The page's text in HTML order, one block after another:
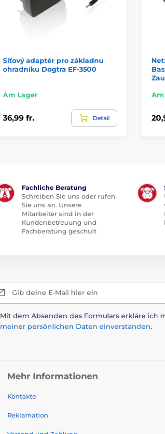
Síťový adaptér pro základnu
ohradníku Dogtra EF-3500
Am Lager
36,99 fr. Detail
Am
Fachliche Beratung
Schreiben Sie uns oder rufen
Sie uns an. Unsere
Mitarbeiter sind in der
Kundenbetreuung und
Fachberatung geschult
Gib deine E-Mail hier ein
Mit dem Absenden des Formulars erkläre ich
meiner persönlichen Daten einverstanden.
Mehr Informationen
Kontakte
Reklamation